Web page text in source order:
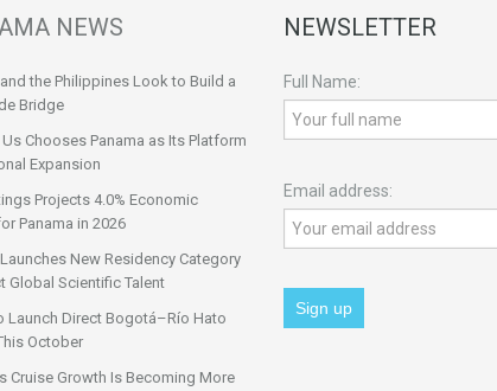
NEWS
the Philippines Look to Build a
Bridge
Us Chooses Panama as Its Platform
Expansion
Projects 4.0% Economic
Panama in 2026
New Residency Category
Global Scientific Talent
Launch Direct Bogotá–Río Hato
October
Cruise Growth Is Becoming More
NEWSLETTER
Full Name:
Email address: